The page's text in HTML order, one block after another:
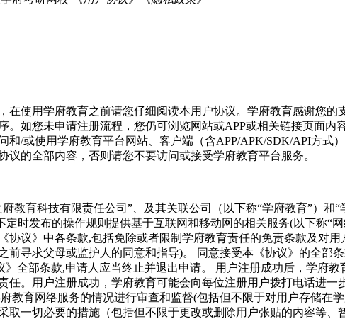
在使用学府教育之前请您仔细阅读本用户协议。学府教育感谢您的
。如您未申请注册流程，您仍可浏览网站或APP或相关链接页面内
和/或使用学府教育平台网站、客户端（含APP/APK/SDK/API方
议的全部内容，否则请您不要访问或接受学府教育平台服务。
教育科技有限责任公司”、及其关联公司（以下称“学府教育”）和
时发布的操作规则提供基于互联网和移动网的相关服务(以下称“网
协议》中各条款,包括免除或者限制学府教育责任的免责条款及对
前寻求父母或监护人的同意和指导)。
同意接受本《协议》的全部
全部条款,申请人应当终止并退出申请。
用户注册成功后，学府
任。用户注册成功，学府教育可能会向每位注册用户拨打电话进
教育网络服务的情况进行审查和监督(包括但不限于对用户存储
取一切必要的措施（包括但不限于更改或删除用户张贴的内容等